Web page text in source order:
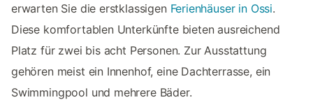
erwarten Sie die erstklassigen Ferienhäuser in Ossi.
Diese komfortablen Unterkünfte bieten ausreichend
Platz für zwei bis acht Personen. Zur Ausstattung
gehören meist ein Innenhof, eine Dachterrasse, ein
Swimmingpool und mehrere Bäder.